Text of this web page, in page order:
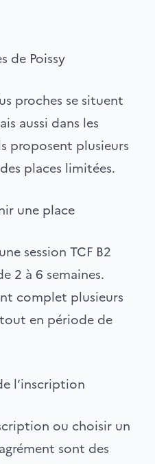
de Poissy
proches se situent
aussi dans les
proposent plusieurs
places limitées.
une place
session TCF B2
2 à 6 semaines.
complet plusieurs
en période de
l’inscription
ou choisir un
sont des